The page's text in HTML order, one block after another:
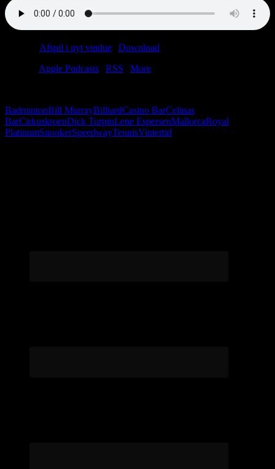
Afspil i nyt vindue Download
Apple Podcasts RSS
More
BadmintonBill MurrayBilliardCasino BarCelinas
BarCirkuskroenDick TurpinLene EspersenMallorcaRoyal
PlatinumSnookerSpeedwayTennisVintertid